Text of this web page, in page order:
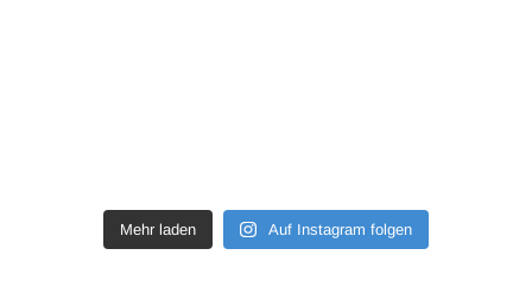
Mehr laden Auf Instagram folgen